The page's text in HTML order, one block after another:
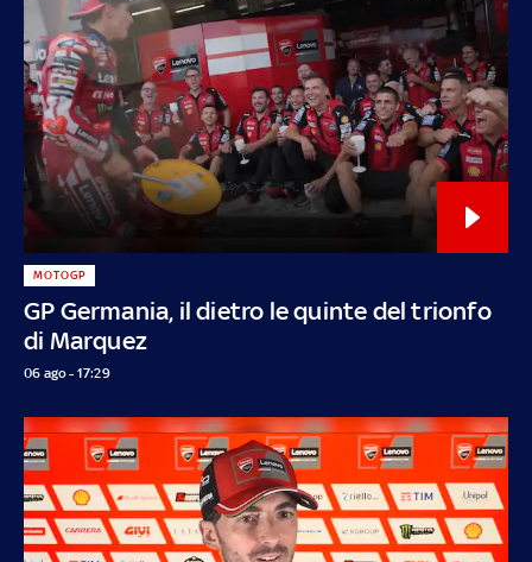
GP Germania, il dietro le quinte del trionfo
di Marquez
MOTOGP
06 ago - 17:29